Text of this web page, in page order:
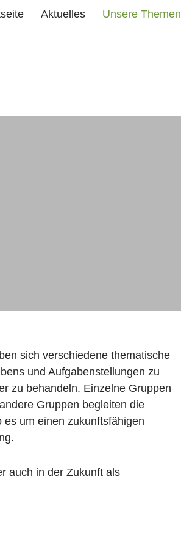
Aktuelles Unsere Themen
sich verschiedene thematische
und Aufgabenstellungen zu
zu behandeln. Einzelne Gruppen
Gruppen begleiten die
um einen zukunftsfähigen
auch in der Zukunft als